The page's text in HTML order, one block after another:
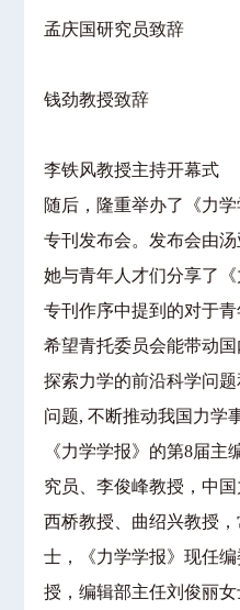
孟庆国研究员致辞
钱劲教授致辞
李铁风教授主持开幕式
随后，隆重举办了《力
专刊发布会。发布会由汤
她与青年人才们分享了
专刊作序中提到的对于
希望青托委员会能带动
探索力学的前沿科学问
问题, 不断推动我国力学
《力学学报》的第8届
究员、李俊峰教授，中
西桥教授、曲绍兴教授
士，《力学学报》现任
授，编辑部主任刘俊丽